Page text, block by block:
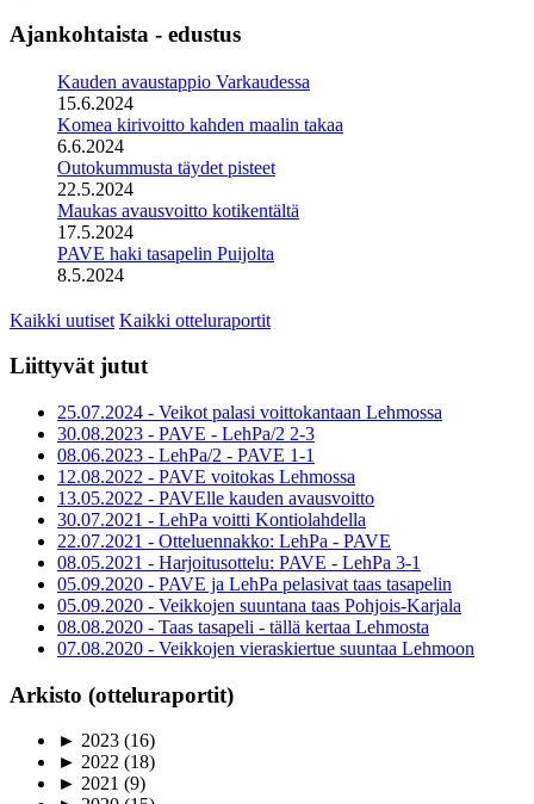
Ajankohtaista - edustus
Kauden avaustappio Varkaudessa
15.6.2024
Komea kirivoitto kahden maalin takaa
6.6.2024
Outokummusta täydet pisteet
22.5.2024
Maukas avausvoitto kotikentältä
17.5.2024
PAVE haki tasapelin Puijolta
8.5.2024
Kaikki uutiset Kaikki otteluraportit
Liittyvät jutut
25.07.2024 - Veikot palasi voittokantaan Lehmossa
30.08.2023 - PAVE - LehPa/2 2-3
08.06.2023 - LehPa/2 - PAVE 1-1
12.08.2022 - PAVE voitokas Lehmossa
13.05.2022 - PAVElle kauden avausvoitto
30.07.2021 - LehPa voitti Kontiolahdella
22.07.2021 - Otteluennakko: LehPa - PAVE
08.05.2021 - Harjoitusottelu: PAVE - LehPa 3-1
05.09.2020 - PAVE ja LehPa pelasivat taas tasapelin
05.09.2020 - Veikkojen suuntana taas Pohjois-Karjala
08.08.2020 - Taas tasapeli - tällä kertaa Lehmosta
07.08.2020 - Veikkojen vieraskiertue suuntaa Lehmoon
Arkisto (otteluraportit)
► 2023 (16)
► 2022 (18)
► 2021 (9)